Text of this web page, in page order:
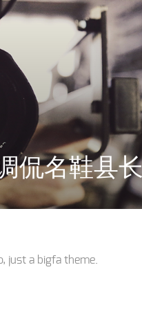
侃名鞋县
, just a bigfa theme.